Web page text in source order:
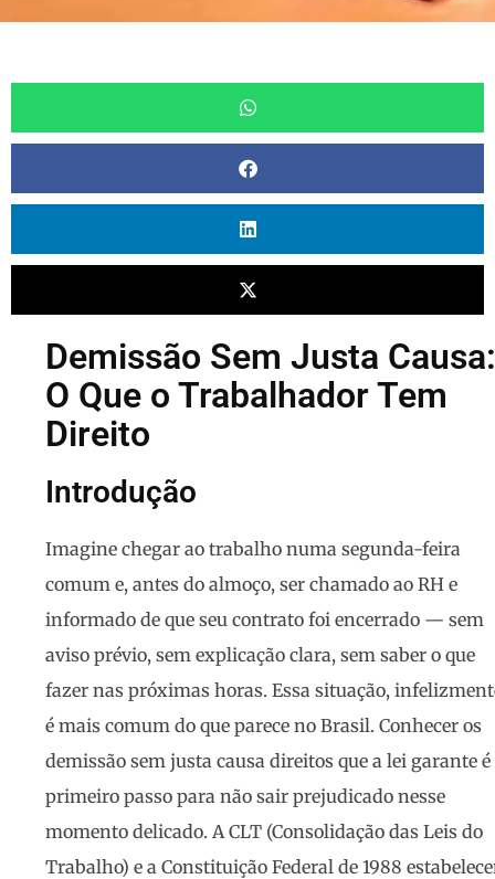
Demissão Sem Justa Causa:
O Que o Trabalhador Tem
Direito
Introdução
Imagine chegar ao trabalho numa segunda-feira
comum e, antes do almoço, ser chamado ao RH e
informado de que seu contrato foi encerrado — sem
aviso prévio, sem explicação clara, sem saber o que
fazer nas próximas horas. Essa situação,
é mais comum do que parece no Brasil. Conhecer os
demissão sem justa causa direitos que a lei garante é
primeiro passo para não sair prejudicado nesse
momento delicado. A CLT (Consolidação das Leis do
Trabalho) e a Constituição Federal de 1988